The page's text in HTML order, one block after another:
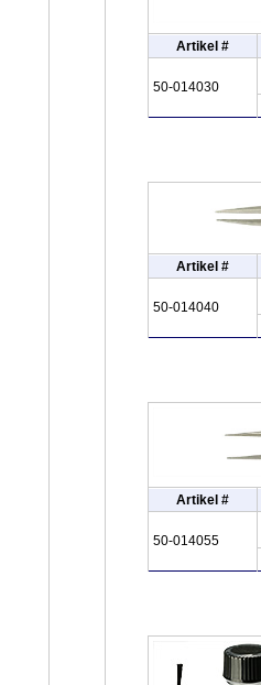
Artikel #
50-014030
Artikel #
50-014040
Artikel #
50-014055